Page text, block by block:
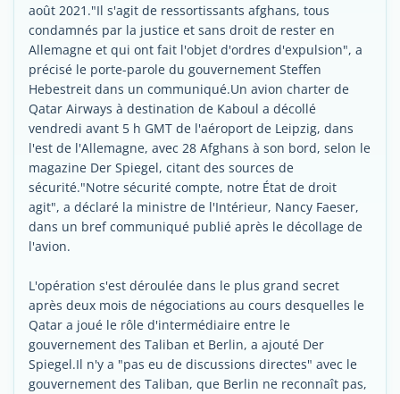
août 2021."Il s'agit de ressortissants afghans, tous
condamnés par la justice et sans droit de rester en
Allemagne et qui ont fait l'objet d'ordres d'expulsion", a
précisé le porte-parole du gouvernement Steffen
Hebestreit dans un communiqué.Un avion charter de
Qatar Airways à destination de Kaboul a décollé
vendredi avant 5 h GMT de l'aéroport de Leipzig, dans
l'est de l'Allemagne, avec 28 Afghans à son bord, selon le
magazine Der Spiegel, citant des sources de
sécurité."Notre sécurité compte, notre État de droit
agit", a déclaré la ministre de l'Intérieur, Nancy Faeser,
dans un bref communiqué publié après le décollage de
l'avion.
L'opération s'est déroulée dans le plus grand secret
après deux mois de négociations au cours desquelles le
Qatar a joué le rôle d'intermédiaire entre le
gouvernement des Taliban et Berlin, a ajouté Der
Spiegel.Il n'y a "pas eu de discussions directes" avec le
gouvernement des Taliban, que Berlin ne reconnaît pas,